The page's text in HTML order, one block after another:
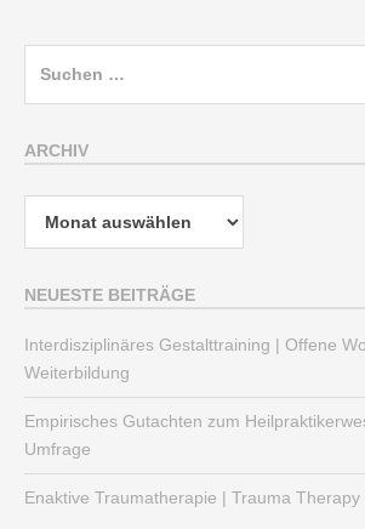
ARCHIV
Archiv
NEUESTE BEITRÄGE
Interdisziplinäres Gestalttraining | Offene
Weiterbildung
Empirisches Gutachten zum
Umfrage
Enaktive Traumatherapie | Trauma